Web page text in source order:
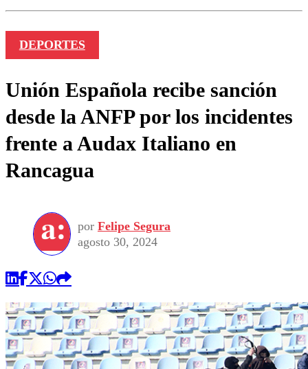
DEPORTES
Unión Española recibe sanción
desde la ANFP por los incidentes
frente a Audax Italiano en
Rancagua
por Felipe Segura
agosto 30, 2024